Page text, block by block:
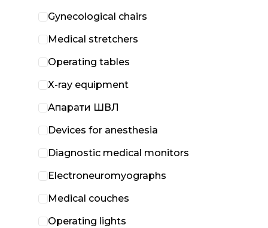
Gynecological chairs
Medical stretchers
Operating tables
X-ray equipment
Апарати ШВЛ
Devices for anesthesia
Diagnostic medical monitors
Electroneuromyographs
Medical couches
Operating lights